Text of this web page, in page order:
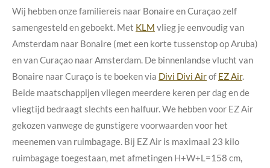
Wij hebben onze familiereis naar Bonaire en Curaçao zelf
samengesteld en geboekt. Met KLM vlieg je eenvoudig van
Amsterdam naar Bonaire (met een korte tussenstop op Aruba)
en van Curaçao naar Amsterdam. De binnenlandse vlucht van
Bonaire naar Curaço is te boeken via Divi Divi Airof EZ Air.
Beide maatschappijen vliegen meerdere keren per dag en de
vliegtijd bedraagt slechts een halfuur. We hebben voor EZ Air
gekozen vanwege de gunstigere voorwaarden voor het
meenemen van ruimbagage. Bij EZ Air is maximaal 23 kilo
ruimbagage toegestaan, met afmetingen H+W+L=158 cm,